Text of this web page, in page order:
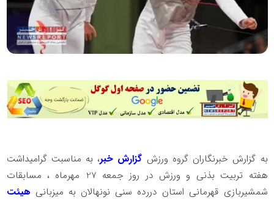
به گزارش خبرنگاران گروه ورزش گزارش خبر، به مناسبت گرامیداشت
هفته تربیت بذنی و ورزش در روز جمعه 27 مهرماه ، مسابقات
شمشیربازی قهرمانی استان دررده سنی نونهالان به میزبانی هیئت